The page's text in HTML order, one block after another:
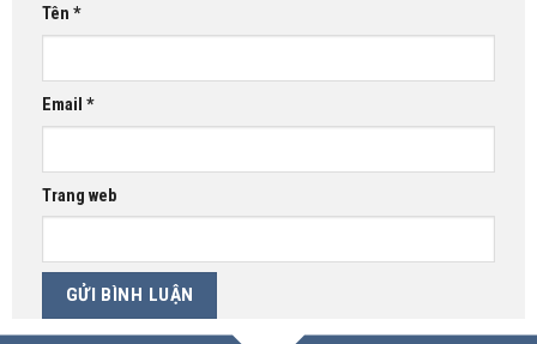
Tên *
Email *
Trang web